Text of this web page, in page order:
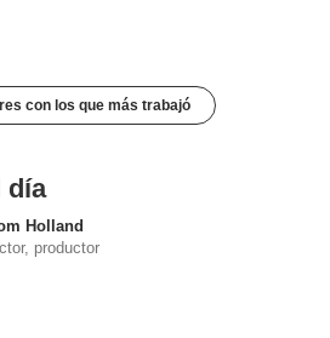
con los que más trabajó
día
Holland
productor